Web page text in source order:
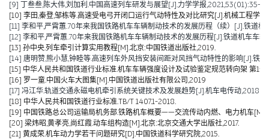
[9] 丁叁叁,陈大伟,刘加利.中国高速列车研发与展望[J].力学学报,2021,53(01):35-
[10] 李田,秦登,邹栋等.高速受电弓开闭口运行气动特性及对比研究[J].机械工程学
[11] 李和平,严霄蕙.70年来我国铁路机车车辆制动技术的发展历程（续）[J].铁道
[12] 李和平,严霄蕙.70年来我国铁路机车车辆制动技术的发展历程[J].铁道机车车
[13] 孙中央.列车牵引计算实用教程[M].北京:中国铁道出版社,2019.
[14] 唐明赞,熊小慧,钟睦等.高速列车外风挡安装间距对风挡气动特性的影响[J].铁
[15] 中华人民共和国铁道行业标准.机车车辆强度设计及试验鉴定规范转向架 第1
[16] 罗一童.中国火车大图集[M].中国铁道出版社有限公司,2019
[17] 冯江华.轨道交通永磁电机牵引系统关键技术及发展趋势[J].机车电传动
[18] 中华人民共和国铁道行业标准.TB/T 1407.1-2018.
[19] 中国铁路总公司运输局机务部.铁路机车概要——交流传动内燃、电力机车[M].
[20] 梁炜昭,黄孝亮,尚红霞.动车组构造[M].北京:北京交通大学出版社,2017.
[21] 黄成荣.机车动力学若干问题研究[D].中国铁道科学研究院,2015.